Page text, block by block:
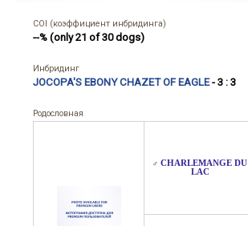
COI (коэффициент инбридинга)
--% (only 21 of 30 dogs)
Инбридинг
JOCOPA'S EBONY CHAZET OF EAGLE- 3 : 3
Родословная
♂ CHARLEMANGE DU
LAC